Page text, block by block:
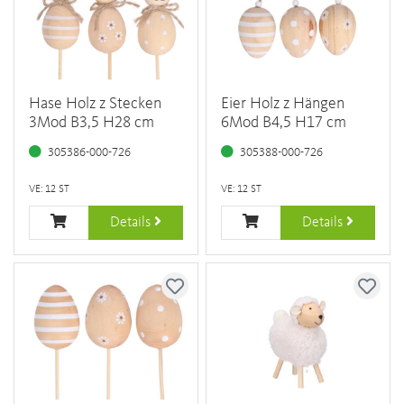
Hase Holz z Stecken
3Mod B3,5 H28 cm
305386-000-726
VE: 12 ST
Details
Eier Holz z Hängen
6Mod B4,5 H17 cm
305388-000-726
VE: 12 ST
Details